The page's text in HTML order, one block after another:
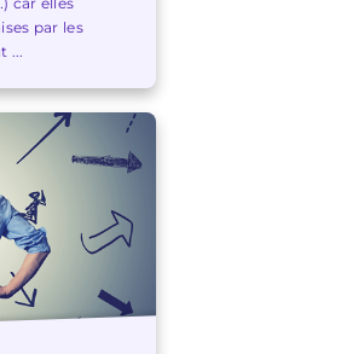
par les
...